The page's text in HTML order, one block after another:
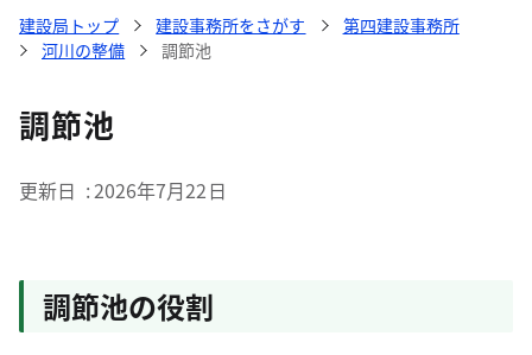
建設局トップ 建設事務所をさがす
第四建設事務所
河川の整備
調節池
調節池
更新日 2026年7月22日
調節池の役割